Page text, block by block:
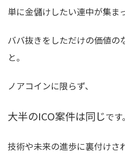
単に金儲けしたい連中が集ま
ババ抜きをしただけの価値の
と。
ノアコインに限らず、
大半のICO案件は同じです。
技術や未来の進歩に裏付けさ